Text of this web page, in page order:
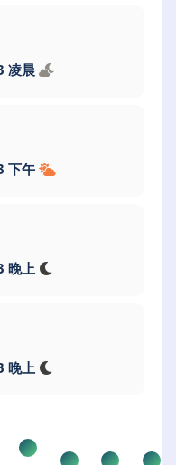
凌晨
下午
晚上
晚上